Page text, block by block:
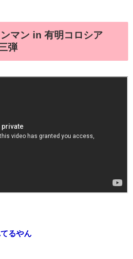
マン in 有明コロシア
弾
るやん